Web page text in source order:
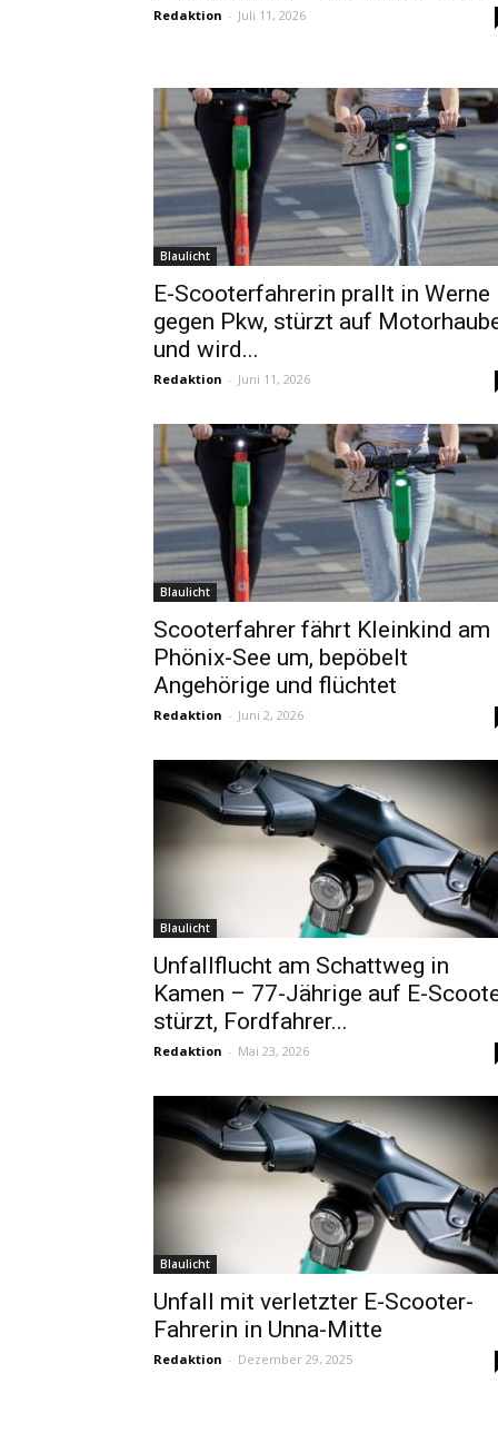
Redaktion - Juli 11, 2026
Blaulicht
E-Scooterfahrerin prallt in Werne
gegen Pkw, stürzt auf
und wird...
Redaktion - Juni 11, 2026
Blaulicht
Scooterfahrer fährt Kleinkind am
Phönix-See um, bepöbelt
Angehörige und flüchtet
Redaktion - Juni 2, 2026
Blaulicht
Unfallflucht am Schattweg in
Kamen – 77-Jährige auf E-
stürzt, Fordfahrer...
Redaktion - Mai 23, 2026
Blaulicht
Unfall mit verletzter E-Scooter-
Fahrerin in Unna-Mitte
Redaktion - Dezember 29, 2025